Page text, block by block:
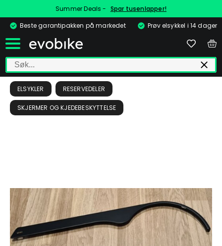
Summer Deals - Spar tusenlapper!
Beste garantipakken på markedet
Prøv elsykkel i 14 dager
ELSYKLER RESERVEDELER
SKJERMER OG KJEDEBESKYTTELSE